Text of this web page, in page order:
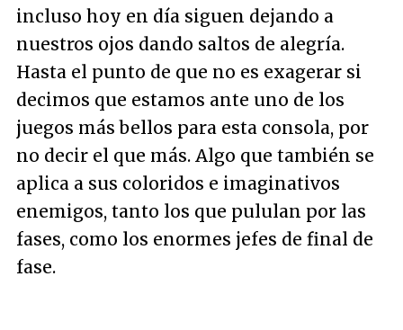
incluso hoy en día siguen dejando a
nuestros ojos dando saltos de alegría.
Hasta el punto de que no es exagerar si
decimos que estamos ante uno de los
juegos más bellos para esta consola, por
no decir el que más. Algo que también se
aplica a sus coloridos e imaginativos
enemigos, tanto los que pululan por las
fases, como los enormes jefes de final de
fase.